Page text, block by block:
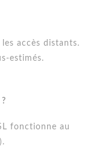
accès distants.
estimés.
fonctionne au